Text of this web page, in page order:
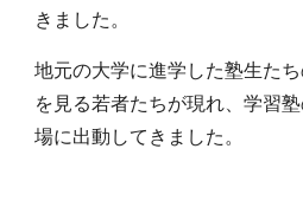
きました。
地元の大学に進学した塾生た
を見る若者たちが現れ、学習
場に出動してきました。